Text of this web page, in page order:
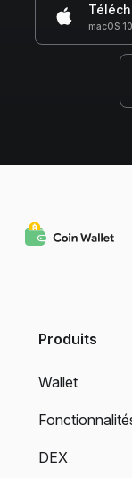
macOS
Produits
Wallet
DEX